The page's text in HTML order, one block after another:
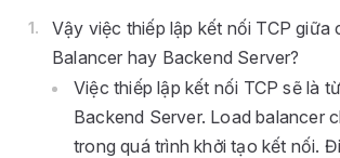
Vậy việc thiếp lập kết nối TCP giữa
Balancer hay Backend Server?
Việc thiếp lập kết nối TCP sẽ là
Backend Server. Load balancer
trong quá trình khởi tạo kết nối.